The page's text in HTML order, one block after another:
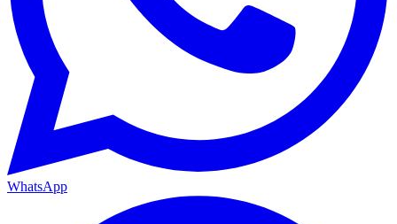
WhatsApp